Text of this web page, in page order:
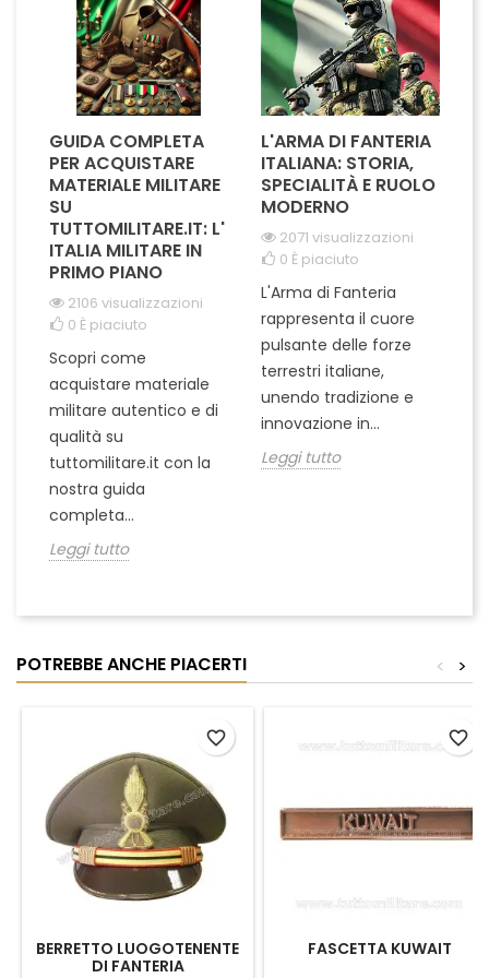
con...
GUIDA COMPLETA
PER ACQUISTARE
MATERIALE MILITARE
SU
TUTTOMILITARE.IT: L'
ITALIA MILITARE IN
PRIMO PIANO
2106 visualizzazioni
0 È piaciuto
Scopri come
acquistare materiale
militare autentico e di
qualità su
tuttomilitare.it con la
nostra guida
completa...
Leggi tutto
L'ARMA DI FANTERIA
ITALIANA: STORIA,
SPECIALITÀ E RUOLO
MODERNO
2071 visualizzazioni
0 È piaciuto
L'Arma di Fanteria
rappresenta il cuore
pulsante delle forze
terrestri italiane,
unendo tradizione e
innovazione in...
Leggi tutto
POTREBBE ANCHE PIACERTI >
<
BERRETTO LUOGOTENENTE
DI FANTERIA
favorite_border
FASCETTA KUWAIT
favorite_border